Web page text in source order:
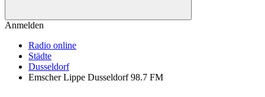
Anmelden
Radio online
Städte
Dusseldorf
Emscher Lippe Dusseldorf 98.7 FM